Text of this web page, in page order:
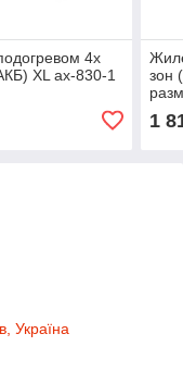
4х
XL ax-830-1
зон
1
Україна